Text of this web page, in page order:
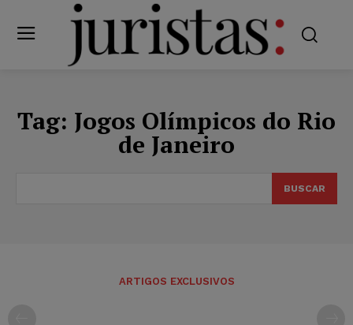
Tag: Jogos Olímpicos do Rio
de Janeiro
BUSCAR
ARTIGOS EXCLUSIVOS